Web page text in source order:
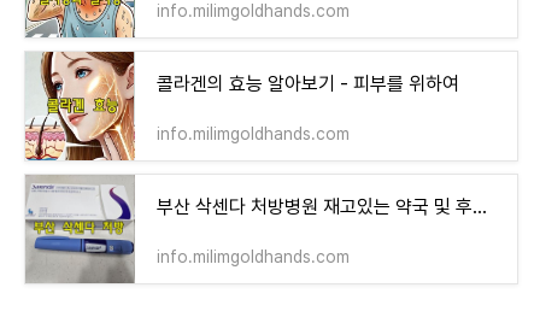
info.milimgoldhands.com
콜라겐의 효능 알아보기 - 피부를 위하여
info.milimgoldhands.com
부산 삭센다 처방병원 재고있는 약국 및 후기 - 싸게 구입 가능한곳
info.milimgoldhands.com